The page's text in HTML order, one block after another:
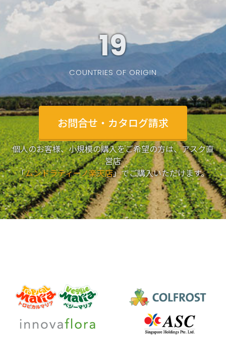
19
COUNTRIES OF ORIGIN
お問合せ・カタログ請求
個人のお客様、小規模の購入をご希望の方は、アスク直
営店
「ムンドラティーノ楽天店」でご購入いただけます。